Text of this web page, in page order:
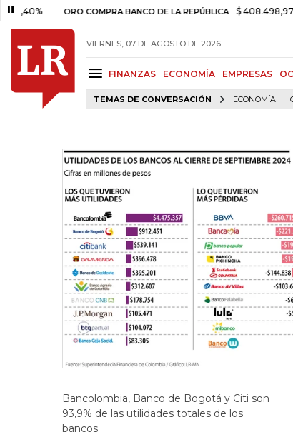
ORO COMPRA BANCO DE LA REPÚBLICA $ 408.498,97 +$
VIERNES, 07 DE AGOSTO DE 2026
FINANZAS ECONOMÍA EMPRESAS
TEMAS DE CONVERSACIÓN ECONOMÍA
Bancolombia, Banco de Bogotá y Citi son
93,9% de las utilidades totales de los
bancos